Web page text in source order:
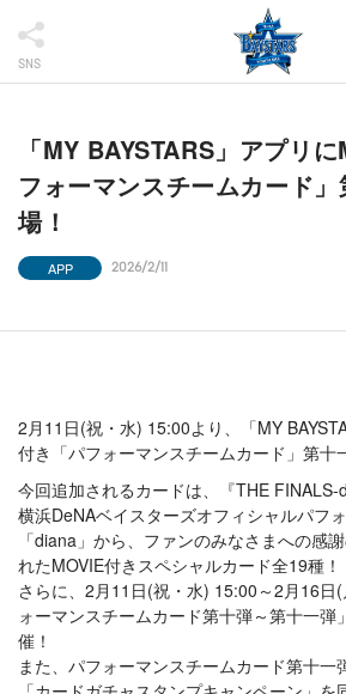
SNS
「MY BAYSTARS」アプリ
フォーマンスチームカード
場！
APP 2026/2/11
2月11日(祝・水) 15:00より、「MY
付き「パフォーマンスチームカード」第十
今回追加されるカードは、『THE
横浜DeNAベイスターズオフィシャルパフ
「diana」から、ファンのみなさまへの感
れたMOVIE付きスペシャルカード全19種！
さらに、2月11日(祝・水) 15:00～2月16日
ォーマンスチームカード第十弾～第十一弾
催！
また、パフォーマンスチームカード第十一